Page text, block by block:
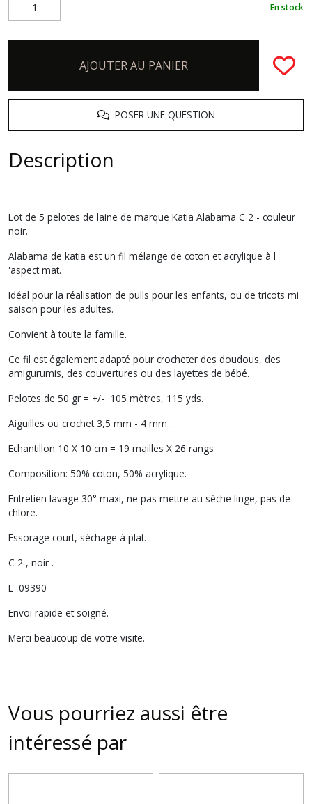
En stock
AJOUTER AU PANIER
POSER UNE QUESTION
Description
Lot de 5 pelotes de laine de marque Katia Alabama C 2 - couleur
noir.
Alabama de katia est un fil mélange de coton et acrylique à l
'aspect mat.
Idéal pour la réalisation de pulls pour les enfants, ou de tricots mi
saison pour les adultes.
Convient à toute la famille.
Ce fil est également adapté pour crocheter des doudous, des
amigurumis, des couvertures ou des layettes de bébé.
Pelotes de 50 gr = +/- 105 mètres, 115 yds.
Aiguilles ou crochet 3,5 mm - 4 mm .
Echantillon 10 X 10 cm = 19 mailles X 26 rangs
Composition: 50% coton, 50% acrylique.
Entretien lavage 30° maxi, ne pas mettre au sèche linge, pas de
chlore.
Essorage court, séchage à plat.
C 2 , noir .
L 09390
Envoi rapide et soigné.
Merci beaucoup de votre visite.
Vous pourriez aussi être
intéressé par